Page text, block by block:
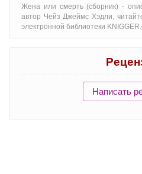
Жена или смерть (сборник) -
автор Чейз Джеймс Хэдли,
электронной библиотеки
Написать